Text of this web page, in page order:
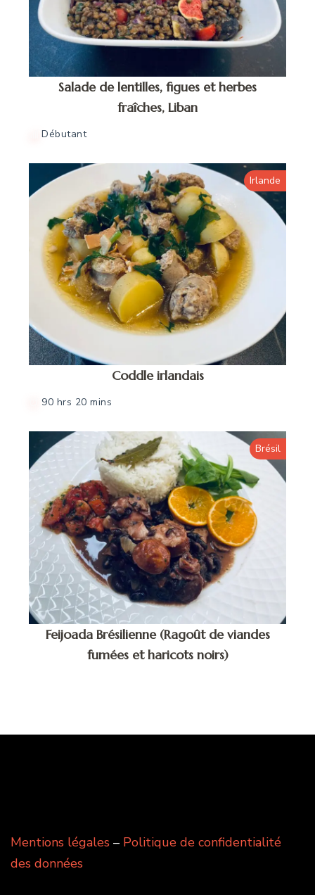
Salade de lentilles, figues et herbes
fraîches, Liban
Débutant
Irlande
Coddle irlandais
90 hrs 20 mins
Brésil
Feijoada Brésilienne (Ragoût de viandes
fumées et haricots noirs)
Mentions légales – Politique de confidentialité
des données